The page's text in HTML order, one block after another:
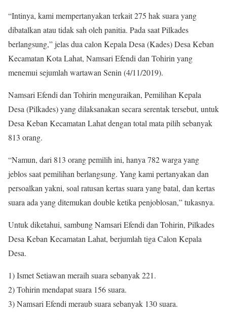
“Intinya, kami mempertanyakan terkait 275 hak suara yang
dibatalkan atau tidak sah oleh panitia. Pada saat Pilkades
berlangsung,” jelas dua calon Kepala Desa (Kades) Desa Keban
Kecamatan Kota Lahat, Namsari Efendi dan Tohirin yang
menemui sejumlah wartawan Senin (4/11/2019).
Namsari Efendi dan Tohirin menguraikan, Pemilihan Kepala
Desa (Pilkades) yang dilaksanakan secara serentak tersebut, untuk
Desa Keban Kecamatan Lahat dengan total mata pilih sebanyak
813 orang.
“Namun, dari 813 orang pemilih ini, hanya 782 warga yang
jeblos saat pemilihan berlangsung. Yang kami pertanyakan dan
persoalkan yakni, soal ratusan kertas suara yang batal, dan kertas
suara ada yang ditemukan double ketika penjoblosan,” tukasnya.
Untuk diketahui, sambung Namsari Efendi dan Tohirin, Pilkades
Desa Keban Kecamatan Lahat, berjumlah tiga Calon Kepala
Desa.
1) Ismet Setiawan meraih suara sebanyak 221.
2) Tohirin mendapat suara 156 suara.
3) Namsari Efendi meraub suara sebanyak 130 suara.